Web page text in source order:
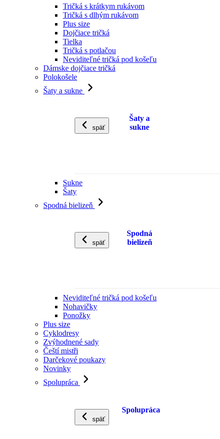
Tričká s krátkym rukávom
Tričká s dlhým rukávom
Plus size
Dojčiace tričká
Tielka
Tričká s potlačou
Neviditeľné tričká pod košeľu
Dámske dojčiace tričká
Polokošele
Šaty a sukne
späť
Šaty a
sukne
Sukne
Šaty
Spodná bielizeň
späť
Spodná
bielizeň
Neviditeľné tričká pod košeľu
Nohavičky
Ponožky
Plus size
Cyklodresy
Zvýhodnené sady
Čeští mistři
Darčekové poukazy
Novinky
Spolupráca
späť
Spolupráca